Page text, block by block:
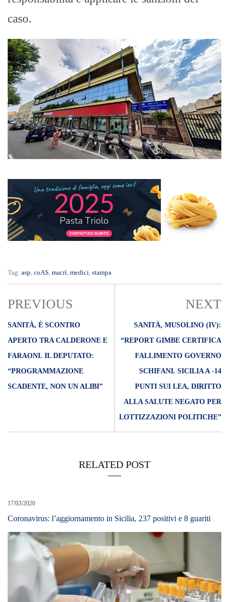
caso.
Tag: asp coAS macrì medici stampa
PREVIOUS
SANITÀ, È SCONTRO
APERTO TRA CALDERONE E
FARAONI. IL DEPUTATO:
“PROGRAMMAZIONE
SCADENTE, NON UN ALIBI”
NEXT
SANITÀ, MUSOLINO (IV):
“REPORT GIMBE CERTIFICA
FALLIMENTO GOVERNO
SCHIFANI. SICILIA A -14
PUNTI SUI LEA, DIRITTO
ALLA SALUTE NEGATO PER
LOTTIZZAZIONI POLITICHE”
RELATED POST
17/03/2020
Coronavirus: l’aggiornamento in Sicilia, 237 positivi e 8 guariti